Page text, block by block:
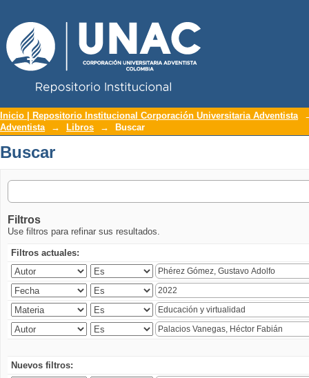
Buscar
Inicio | Repositorio Institucional Corporación Universitaria Adventista
Adventista
→ Libros → Buscar
Buscar
Filtros
Use filtros para refinar sus resultados.
Filtros actuales:
Nuevos filtros: